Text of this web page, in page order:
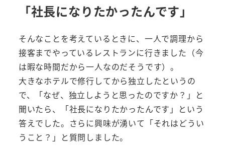
「社長になりたかったんです」
そんなことを考えているときに、一人で調理から
接客までやっているレストランに行きました（今
は暇な時間だから一人なのだそうです）。
大きなホテルで修行してから独立したというの
で、「なぜ、独立しようと思ったのですか？」と
聞いたら、「社長になりたかったんです」という
答えでした。さらに興味が湧いて「それはどうい
うこと？」と質問しました。